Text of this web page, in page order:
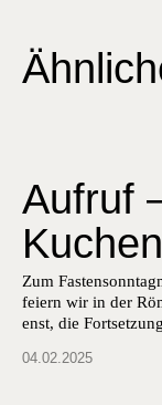
Aufruf
Zum
feiern wir in der
enst, die
04.02.2025